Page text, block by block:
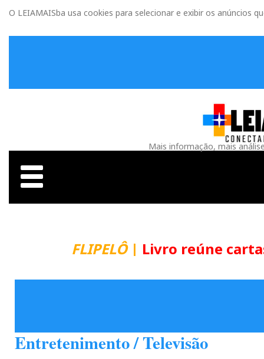
O LEIAMAISba usa cookies para selecionar e exibir os anúncios
Mais informação, mais
FLIPELÔ| Livro reúne
Entretenimento / Televisão